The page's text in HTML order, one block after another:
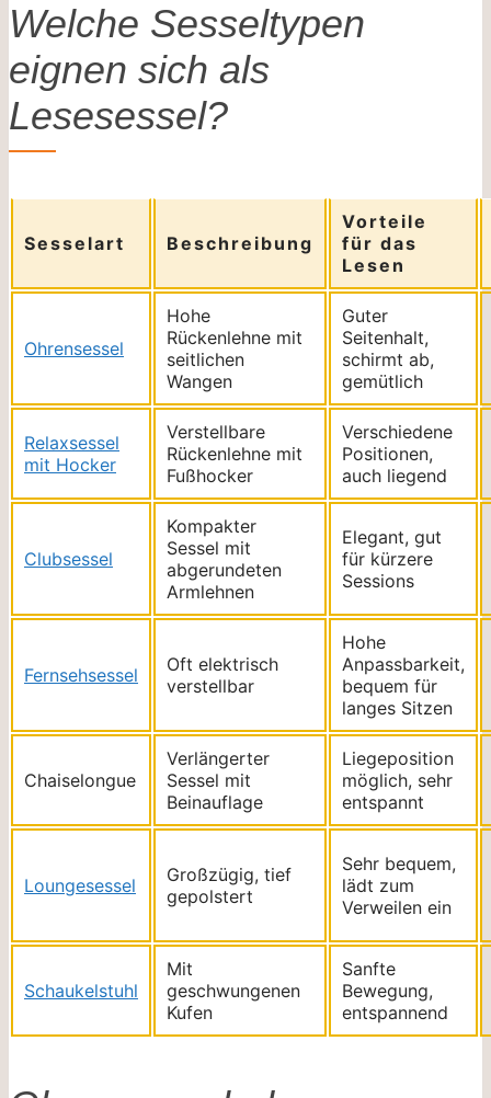
Welche Sesseltypen
eignen sich als
Lesesessel?
Sesselart Beschreibung
Vorteile
für das
Lesen
Ohrensessel
Hohe
Rückenlehne mit
seitlichen
Wangen
Guter
Seitenhalt,
schirmt ab,
gemütlich
Relaxsessel
mit Hocker
Verstellbare
Rückenlehne mit
Fußhocker
Verschiedene
Positionen,
auch liegend
Clubsessel
Kompakter
Sessel mit
abgerundeten
Armlehnen
Elegant, gut
für kürzere
Sessions
Fernsehsessel
Oft elektrisch
verstellbar
Hohe
Anpassbarkeit,
bequem für
langes Sitzen
Chaiselongue
Verlängerter
Sessel mit
Beinauflage
Liegeposition
möglich, sehr
entspannt
Loungesessel
Großzügig, tief
gepolstert
Sehr bequem,
lädt zum
Verweilen ein
Schaukelstuhl
Mit
geschwungenen
Kufen
Sanfte
Bewegung,
entspannend